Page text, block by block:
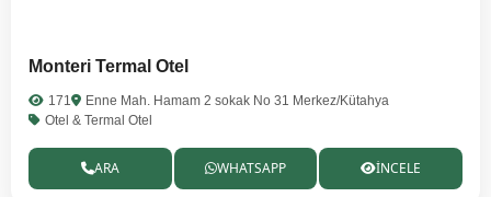
Monteri Termal Otel
171
Enne Mah. Hamam 2 sokak No 31 Merkez/Kütahya
Otel & Termal Otel
ARA WHATSAPP İNCELE